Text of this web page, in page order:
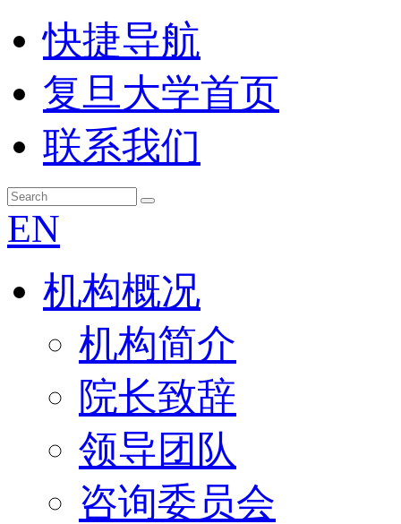
快捷导航
复旦大学首页
联系我们
EN
机构概况
机构简介
院长致辞
领导团队
咨询委员会